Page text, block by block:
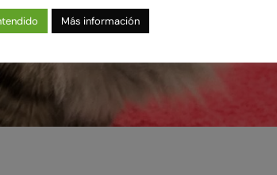
Más información